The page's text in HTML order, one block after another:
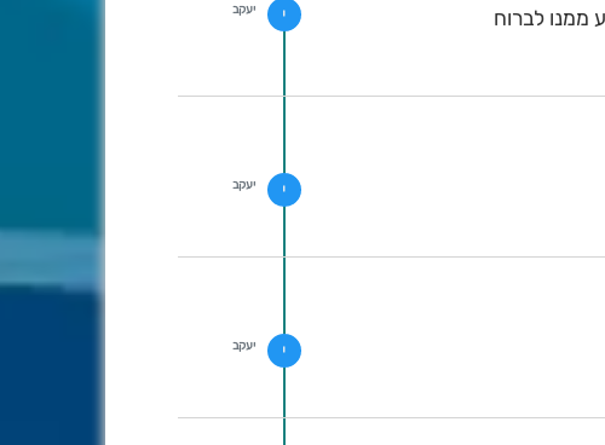
ממנו לברוח
י יעקב
י יעקב
י יעקב